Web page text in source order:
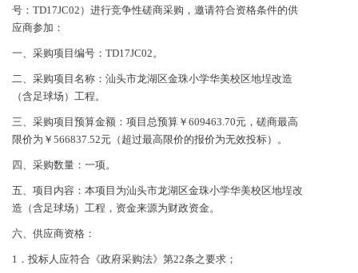
号：TD17JC02）进行竞争性磋商采购，邀请符合资格条件的供
应商参加：
一、采购项目编号：TD17JC02。
二、采购项目名称：汕头市龙湖区金珠小学华美校区地埕改造
（含足球场）工程。
三、采购项目预算金额：项目总预算￥609463.70元，磋商最高
限价为￥566837.52元（超过最高限价的报价为无效投标）。
四、采购数量：一项。
五、项目内容：本项目为汕头市龙湖区金珠小学华美校区地埕改
造（含足球场）工程，资金来源为财政资金。
六、供应商资格：
1．投标人应符合《政府采购法》第22条之要求；